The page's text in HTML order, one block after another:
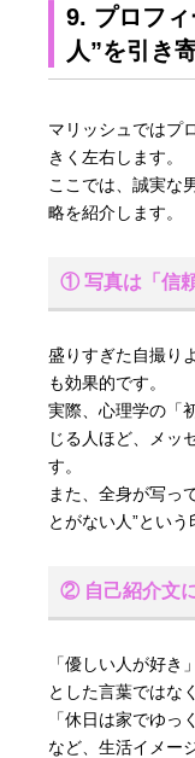
9. プロフ
人”を引き
マリッシュではプ
きく左右します。
ここでは、誠実な
略を紹介します。
① 写真は「信
盛りすぎた自撮り
も効果的です。
実際、心理学の「
じる人ほど、メッ
す。
また、全身が写っ
とがない人”という
② 自己紹介文
「優しい人が好
とした言葉ではなく
「休日は家でゆっ
など、生活イメー